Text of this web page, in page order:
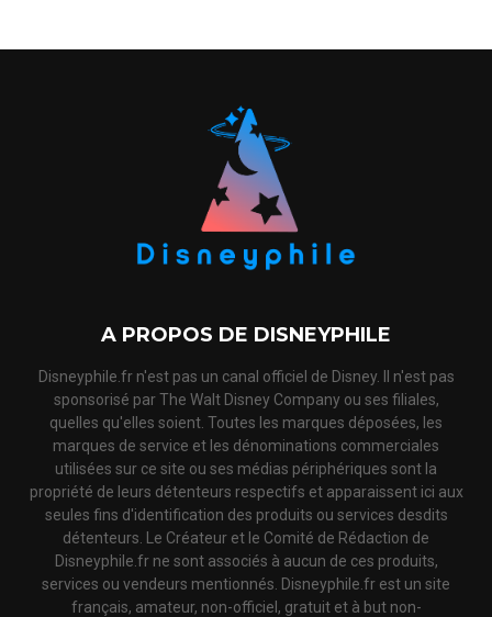
A PROPOS DE DISNEYPHILE
Disneyphile.fr n'est pas un canal officiel de Disney. Il n'est pas
sponsorisé par The Walt Disney Company ou ses filiales,
quelles qu'elles soient. Toutes les marques déposées, les
marques de service et les dénominations commerciales
utilisées sur ce site ou ses médias périphériques sont la
propriété de leurs détenteurs respectifs et apparaissent ici aux
seules fins d'identification des produits ou services desdits
détenteurs. Le Créateur et le Comité de Rédaction de
Disneyphile.fr ne sont associés à aucun de ces produits,
services ou vendeurs mentionnés. Disneyphile.fr est un site
français, amateur, non-officiel, gratuit et à but non-